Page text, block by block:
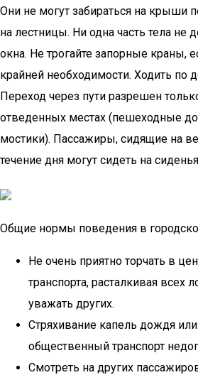
Они не могут забираться на крыши
на лестницы. Ни одна часть тела не
окна. Не трогайте запорные краны,
крайней необходимости. Ходить по
Переход через пути разрешен
отведенных местах (пешеходные
мостики). Пассажиры, сидящие на
течение дня могут сидеть на
Общие нормы поведения в
Не очень приятно торчать в
транспорта, расталкивая
уважать других.
Стряхивание капель дождя
общественный транспорт
Смотреть на других